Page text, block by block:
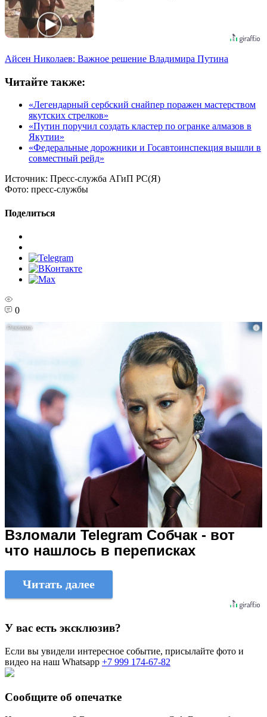
Айсен Николаев: Важное решение Владимира Путина
Читайте также:
«Легендарный сербский снайпер поражен мастерством
якутских стрелков»
«Путин поручил создать кластер по огранке алмазов в
Якутии»
«Федеральные дорожники и Госавтоинспекция вышли в
совместный рейд»
Источник: Пресс-служба АГиП РС(Я)
Фото: пресс-службы
Поделиться
0
i
Взломали Telegram Собчак - вот
что нашлось в переписках
Читать далее
У вас есть эксклюзив?
Если вы увидели интересное событие, присылайте фото и
видео на наш Whatsapp +7 999 174-67-82
Сообщите об опечатке